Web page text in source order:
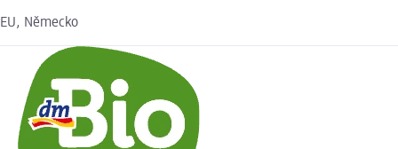
EU, Německo